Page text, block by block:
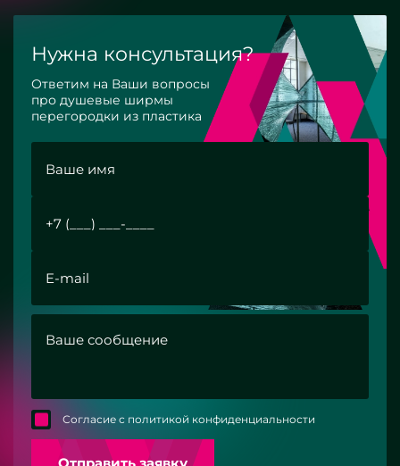
Нужна консультация?
Ответим на Ваши вопросы
про душевые ширмы
перегородки из пластика
Согласие с политикой конфиденциальности